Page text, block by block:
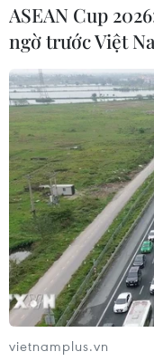
Tăng hiệu quả
bỏ rào cản với
22/11/2014 03:49
Hiện nay, có tới
tiếp cận chương
thuốc phiện bằng
không ít rào cản với
ASEAN Cup
ngờ trước Việt
vietnamplus.vn